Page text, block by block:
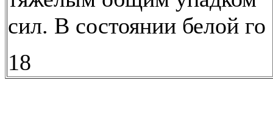
сил. В состоянии белой го
18